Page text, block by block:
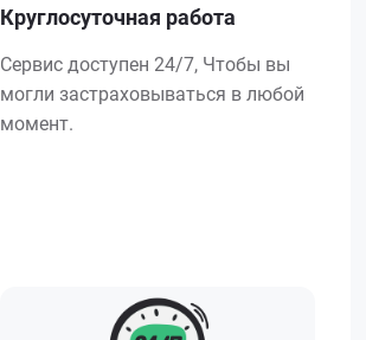
Круглосуточная работа
Сервис доступен 24/7, Чтобы вы
могли застраховываться в любой
момент.